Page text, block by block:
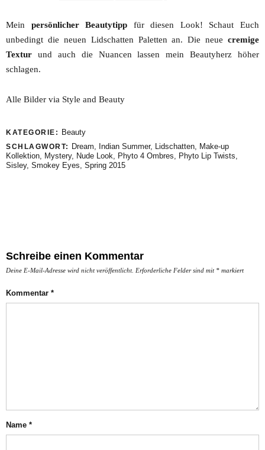
Mein persönlicher Beautytipp für diesen Look! Schaut Euch
unbedingt die neuen Lidschatten Paletten an. Die neue cremige
Textur und auch die Nuancen lassen mein Beautyherz höher
schlagen.
Alle Bilder via Style and Beauty
KATEGORIE: Beauty
SCHLAGWORT: Dream Indian Summer, Lidschatten
Make-up
Kollektion
Mystery, Nude Look Phyto 4 Ombres Phyto Lip Twists
Sisley, Smokey Eyes Spring 2015
Schreibe einen Kommentar
Deine E-Mail-Adresse wird nicht veröffentlicht. Erforderliche Felder sind mit * markiert
Kommentar *
Name *